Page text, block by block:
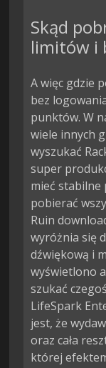
Skąd
limitów i
A więc gdzie
bez
punktów. W
wiele innych
wyszukać
super
mieć stabilne
pobierać
Ruin
wyróżnia się
dźwiękową i
wyświetlono
szukać
LifeSpark
jest, że
oraz cała
której